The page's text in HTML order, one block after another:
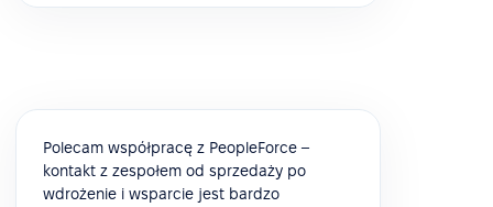
Polecam współpracę z PeopleForce –
kontakt z zespołem od sprzedaży po
wdrożenie i wsparcie jest bardzo